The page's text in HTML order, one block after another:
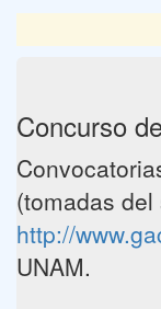
Concurso
(tomadas del
http://
UNAM.